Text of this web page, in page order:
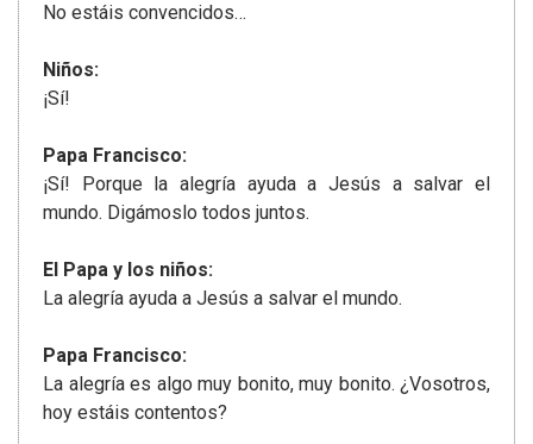
No estáis convencidos…
Niños:
¡Sí!
Papa Francisco:
¡Sí! Porque la alegría ayuda a Jesús a salvar el
mundo. Digámoslo todos juntos.
El Papa y los niños:
La alegría ayuda a Jesús a salvar el mundo.
Papa Francisco:
La alegría es algo muy bonito, muy bonito. ¿Vosotros,
hoy estáis contentos?